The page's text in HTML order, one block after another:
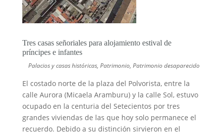
Tres casas señoriales para alojamiento estival de
príncipes e infantes
Palacios y casas históricas,Patrimonio,Patrimonio desaparecido
El costado norte de la plaza del Polvorista, entre la
calle Aurora (Micaela Aramburu) y la calle Sol, estuvo
ocupado en la centuria del Setecientos por tres
grandes viviendas de las que hoy solo permanece el
recuerdo. Debido a su distinción sirvieron en el